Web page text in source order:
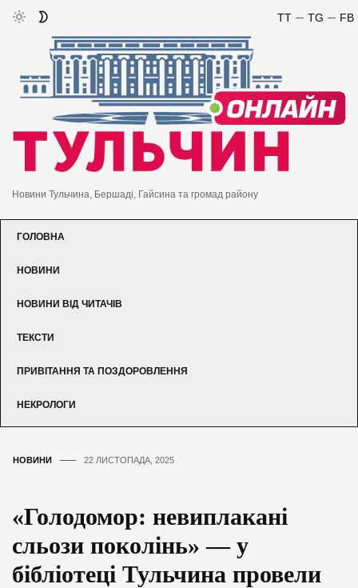
FB
TG
TT
Новини Тульчина, Бершаді, Гайсина та громад району
ГОЛОВНА
НОВИНИ
НОВИНИ ВІД ЧИТАЧІВ
ТЕКСТИ
ПРИВІТАННЯ ТА ПОЗДОРОВЛЕННЯ
НЕКРОЛОГИ
НОВИНИ 22 ЛИСТОПАДА, 2025
«Голодомор: невиплакані
сльози поколінь» — у
бібліотеці Тульчина провели